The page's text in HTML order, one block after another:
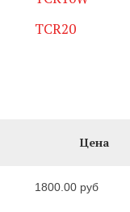
TCR20
Цена
1800.00